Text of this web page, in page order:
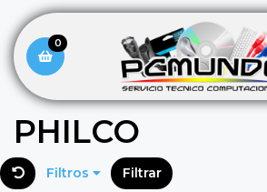
0
PHILCO
Filtros
Filtrar